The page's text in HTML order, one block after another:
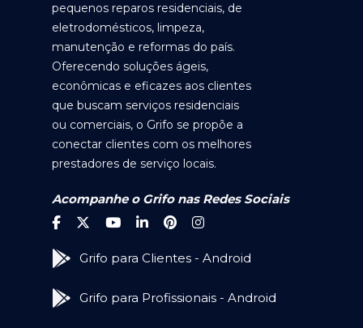
pequenos reparos residenciais, de
eletrodomésticos, limpeza,
manutenção e reformas do país.
Oferecendo soluções ágeis,
econômicas e eficazes aos clientes
que buscam serviços residenciais
ou comerciais, o Grifo se propõe a
conectar clientes com os melhores
prestadores de serviço locais.
Acompanhe o Grifo nas Redes Sociais
Grifo para Clientes - Android
Grifo para Profissionais - Android